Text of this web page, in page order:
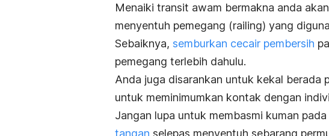
Menaiki transit awam bermakna anda
menyentuh pemegang (railing) yang
Sebaiknya, semburkan cecair pembersih
pemegang terlebih dahulu.
Anda juga disarankan untuk kekal berada
untuk meminimumkan kontak dengan
Jangan lupa untuk membasmi kuman
tangan selepas menyentuh sebarang